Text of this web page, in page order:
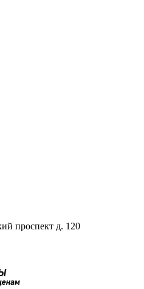
проспект д. 120